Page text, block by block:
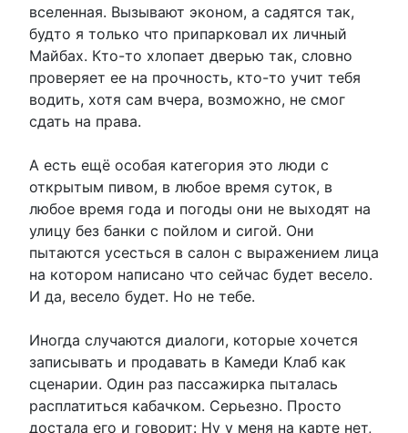
вселенная. Вызывают эконом, а садятся так,
будто я только что припарковал их личный
Майбах. Кто-то хлопает дверью так, словно
проверяет ее на прочность, кто-то учит тебя
водить, хотя сам вчера, возможно, не смог
сдать на права.
А есть ещё особая категория это люди с
открытым пивом, в любое время суток, в
любое время года и погоды они не выходят на
улицу без банки с пойлом и сигой. Они
пытаются усесться в салон с выражением лица
на котором написано что сейчас будет весело.
И да, весело будет. Но не тебе.
Иногда случаются диалоги, которые хочется
записывать и продавать в Камеди Клаб как
сценарии. Один раз пассажирка пыталась
расплатиться кабачком. Серьезно. Просто
достала его и говорит: Ну у меня на карте нет,